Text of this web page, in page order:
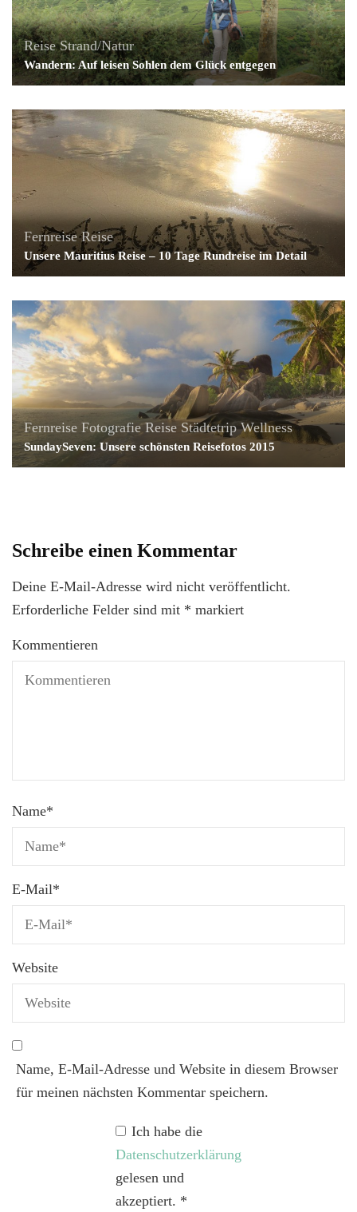
Reise Strand/Natur
Wandern: Auf leisen Sohlen dem Glück entgegen
Fernreise Reise
Unsere Mauritius Reise – 10 Tage Rundreise im Detail
Fernreise Fotografie Reise Städtetrip Wellness
SundaySeven: Unsere schönsten Reisefotos 2015
Schreibe einen Kommentar
Deine E-Mail-Adresse wird nicht veröffentlicht.
Erforderliche Felder sind mit * markiert
Kommentieren
Name*
E-Mail*
Website
Name, E-Mail-Adresse und Website in diesem Browser
für meinen nächsten Kommentar speichern.
Ich habe die
Datenschutzerklärung
gelesen und
akzeptiert. *